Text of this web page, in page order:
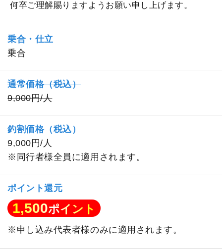
何卒ご理解賜りますようお願い申し上げます。
乗合・仕立
乗合
通常価格（税込）
9,000円/人
釣割価格（税込）
9,000円/人
※同行者様全員に適用されます。
ポイント還元
1,500ポイント
※申し込み代表者様のみに適用されます。